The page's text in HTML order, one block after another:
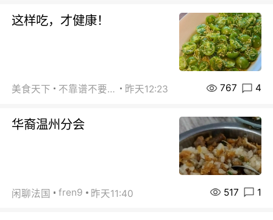
这样吃，才健康！
美食天下 不靠谱不要联系 昨天12:23 767 4
华裔温州分会
闲聊法国 fren9 昨天11:40 517 1